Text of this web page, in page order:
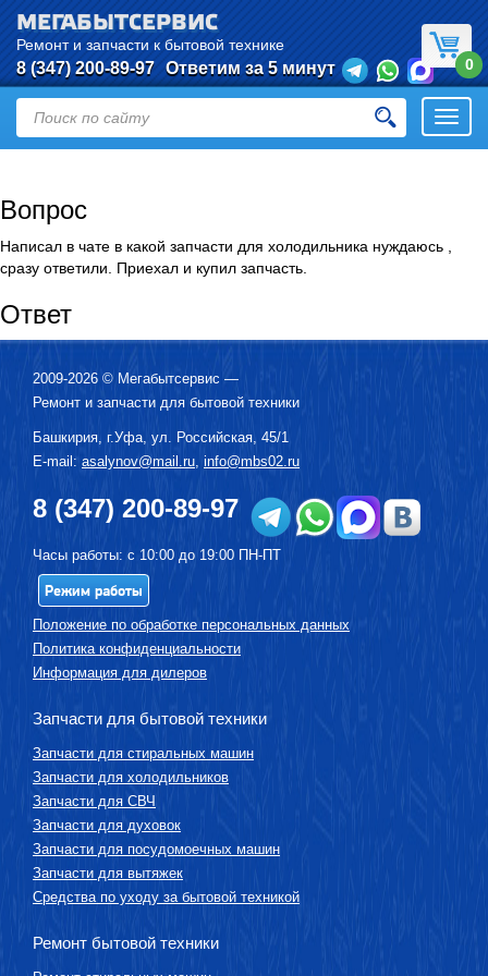
МЕГАБЫТСЕРВИС
Ремонт и запчасти к бытовой технике
8 (347) 200-89-97 Ответим за 5 минут 0
Вопрос
Написал в чате в какой запчасти для холодильника нуждаюсь ,
сразу ответили. Приехал и купил запчасть.
Ответ
2009-2026 © Мегабытсервис —
Ремонт и запчасти для бытовой техники
Башкирия, г.Уфа, ул. Российская, 45/1
E-mail: asalynov@mail.ru, info@mbs02.ru
8 (347) 200-89-97
Часы работы: с 10:00 до 19:00 ПН-ПТ
Режим работы
Положение по обработке персональных данных
Политика конфиденциальности
Информация для дилеров
Запчасти для бытовой техники
Запчасти для стиральных машин
Запчасти для холодильников
Запчасти для СВЧ
Запчасти для духовок
Запчасти для посудомоечных машин
Запчасти для вытяжек
Средства по уходу за бытовой техникой
Ремонт бытовой техники